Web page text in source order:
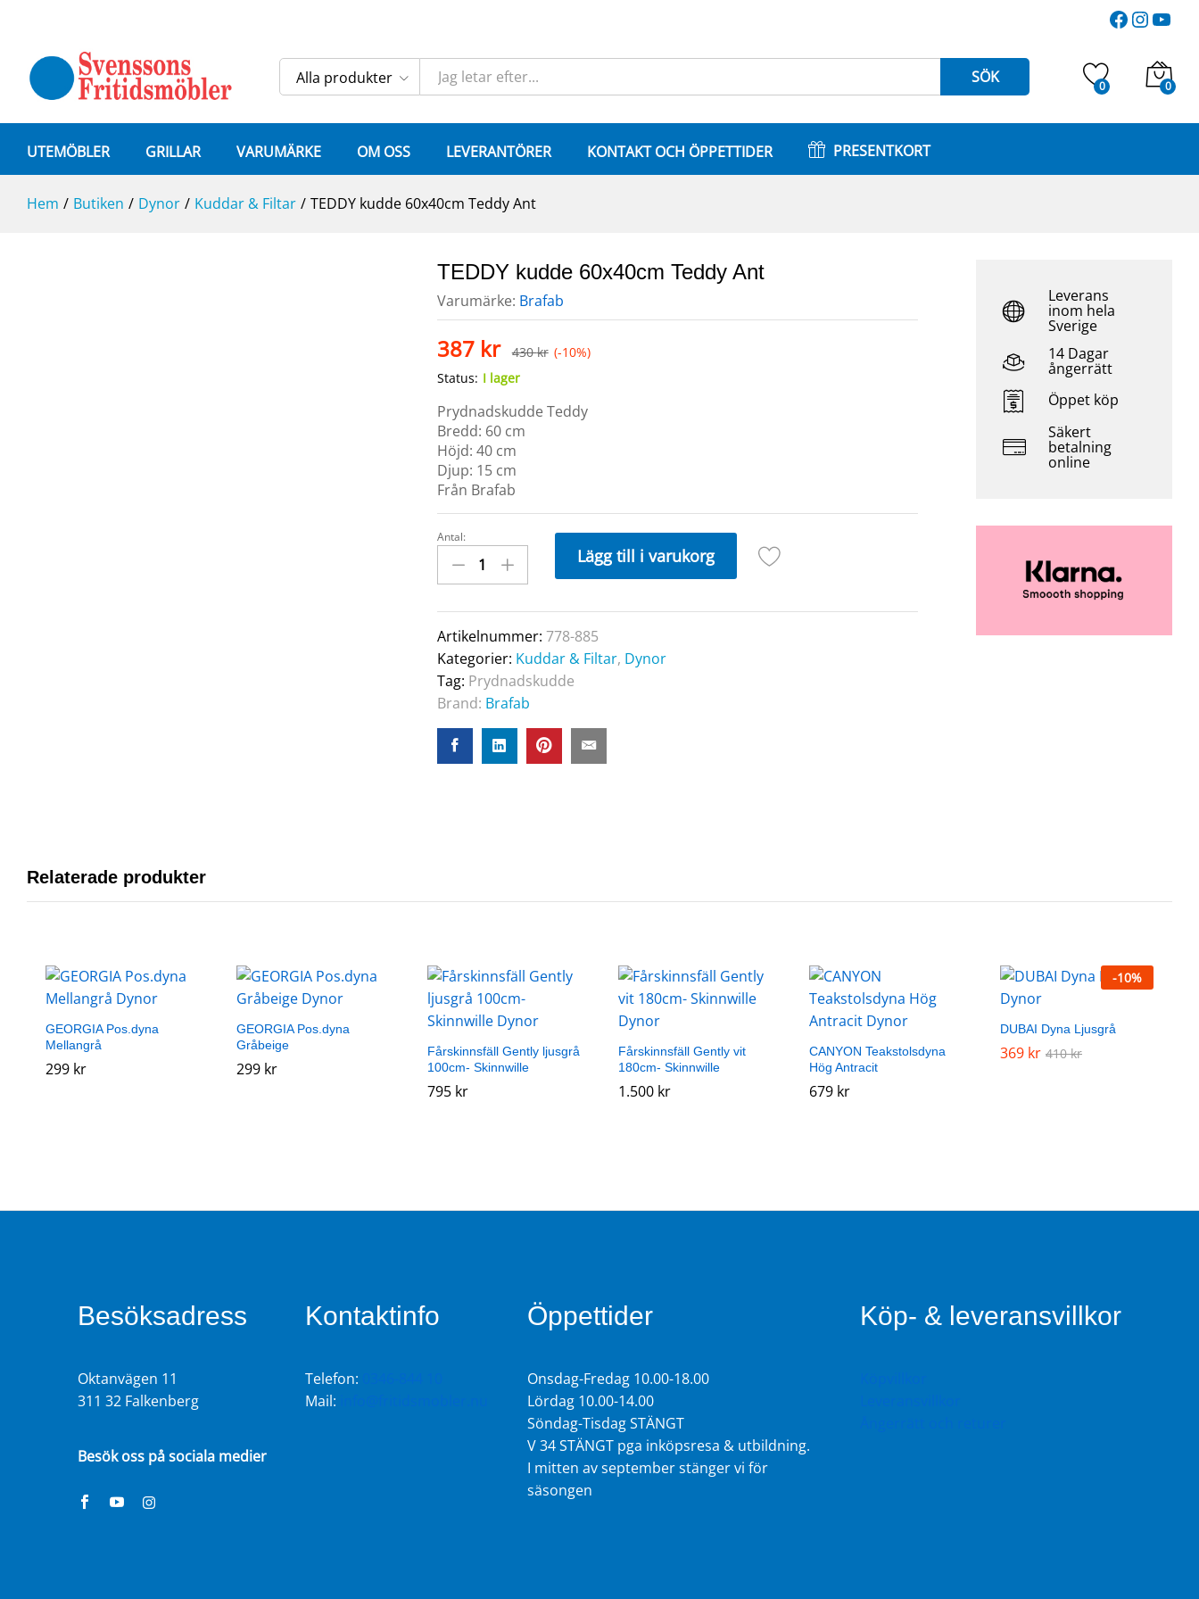
Alla produkter SÖK 0 0
UTEMÖBLER GRILLAR VARUMÄRKE OM OSS LEVERANTÖRER KONTAKT OCH ÖPPETTIDER PRESENTKORT
Hem / Butiken / Dynor / Kuddar & Filtar / TEDDY kudde 60x40cm Teddy Ant
TEDDY kudde 60x40cm Teddy Ant
Varumärke: Brafab
387 kr 430kr (-10%)
Status: I lager
Prydnadskudde Teddy
Bredd: 60 cm
Höjd: 40 cm
Djup: 15 cm
Från Brafab
TEDDY
kudde
60x40cm
Teddy
Ant
quantity
Antal:
Lägg till i varukorg
Artikelnummer: 778-885
Kategorier: Kuddar & Filtar, Dynor
Tag: Prydnadskudde
Brand: Brafab
Leverans
inom hela
Sverige
14 Dagar
ångerrätt
Öppet köp
Säkert
betalning
online
Relaterade produkter
GEORGIA Pos.dyna
Mellangrå
299 kr
299 kr
GEORGIA Pos.dyna
Gråbeige
299 kr
299 kr
Fårskinnsfäll Gently ljusgrå
100cm- Skinnwille
795 kr
795 kr
Fårskinnsfäll Gently vit
180cm- Skinnwille
1.500 kr
1.500 kr
CANYON Teakstolsdyna
Hög Antracit
679 kr
679 kr
-10%
DUBAI Dyna Ljusgrå
369 kr 410kr
369 kr 410kr
Besöksadress
Oktanvägen 11
311 32 Falkenberg
Besök oss på sociala medier
Kontaktinfo
Telefon:
Mail:
Öppettider
Onsdag-Fredag 10.00-18.00
Lördag 10.00-14.00
Söndag-Tisdag STÄNGT
V 34 STÄNGT pga inköpsresa & utbildning.
I mitten av september stänger vi för
säsongen
Köp- & leveransvillkor
TEDDY kudde 60x40cm Teddy Ant
Lägg till i varukorg